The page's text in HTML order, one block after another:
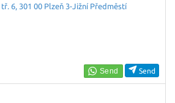
Send
6, 301 00 Plzeň 3-Jižní Předměstí